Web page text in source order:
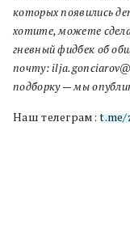
которых появились
хотите, можете
гневный фидбек об
почту:
подборку — мы
Наш телеграм:t.me/